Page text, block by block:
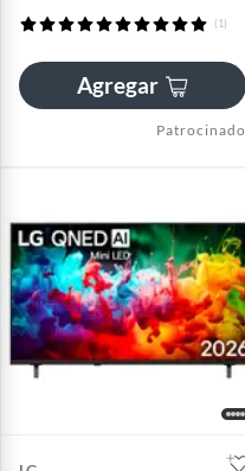
(1)
Agregar
Patrocinado